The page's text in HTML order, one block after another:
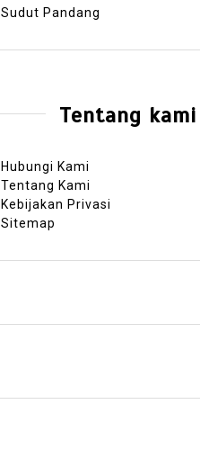
Sudut Pandang
Tentang kami
Hubungi Kami
Tentang Kami
Kebijakan Privasi
Sitemap